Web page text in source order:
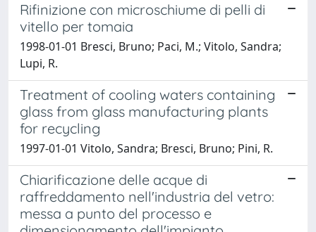
Rifinizione con microschiume di pelli di
vitello per tomaia
1998-01-01 Bresci, Bruno; Paci, M.; Vitolo, Sandra;
Lupi, R.
Treatment of cooling waters containing
glass from glass manufacturing plants
for recycling
1997-01-01 Vitolo, Sandra; Bresci, Bruno; Pini, R.
Chiarificazione delle acque di
raffreddamento nell'industria del vetro:
messa a punto del processo e